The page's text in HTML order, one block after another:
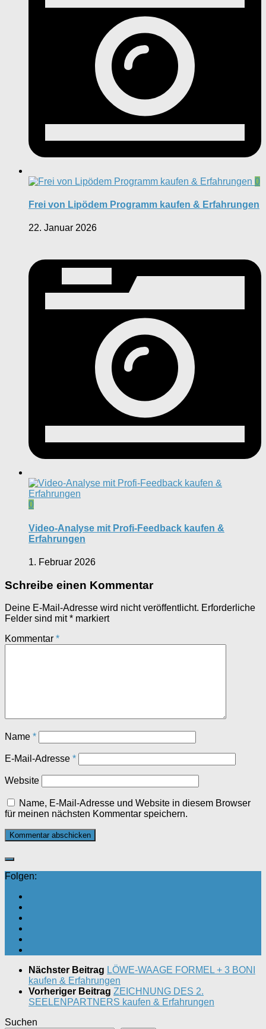
0
Frei von Lipödem Programm kaufen & Erfahrungen
22. Januar 2026
0
Video-Analyse mit Profi-Feedback kaufen &
Erfahrungen
1. Februar 2026
Schreibe einen Kommentar
Deine E-Mail-Adresse wird nicht veröffentlicht. Erforderliche
Felder sind mit* markiert
Kommentar *
Name *
E-Mail-Adresse *
Website
Name, E-Mail-Adresse und Website in diesem Browser
für meinen nächsten Kommentar speichern.
Folgen:
Nächster Beitrag LÖWE-WAAGE FORMEL + 3 BONI
kaufen & Erfahrungen
Vorheriger Beitrag ZEICHNUNG DES 2.
SEELENPARTNERS kaufen & Erfahrungen
Suchen